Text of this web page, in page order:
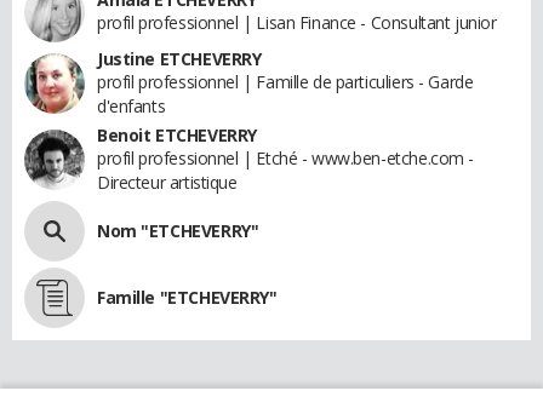
profil professionnel | Lisan Finance - Consultant junior
Justine ETCHEVERRY
profil professionnel | Famille de particuliers - Garde
d'enfants
Benoit ETCHEVERRY
profil professionnel | Etché - www.ben-etche.com -
Directeur artistique
Nom "ETCHEVERRY"
Famille "ETCHEVERRY"